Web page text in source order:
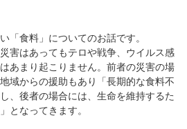
「食料」についてのお話です。
害はあってもテロや戦争、ウイルス感
あまり起こりません。前者の災害の場
域からの援助もあり「長期的な食料不
、後者の場合には、生命を維持するた
となってきます。